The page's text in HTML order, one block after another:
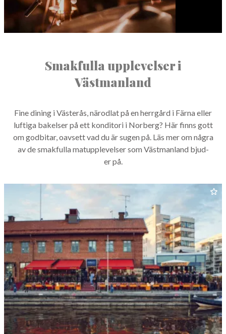
Smakfulla upplevelser i
Västmanland
Fine din­ing i Västerås, närod­lat på en her­rgård i Fär­na eller
lufti­ga bakelser på ett kon­di­tori i Nor­berg? Här finns gott
om god­bitar, oavsett vad du är sug­en på. Läs mer om några
av de smak­ful­la matup­plevelser som Väst­man­land bjud­
er på.